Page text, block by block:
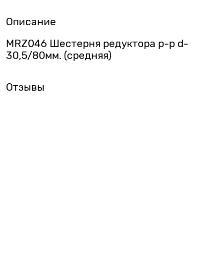
Описание
MRZ046 Шестерня редуктора р-р d-
30,5/80мм. (средняя)
Отзывы